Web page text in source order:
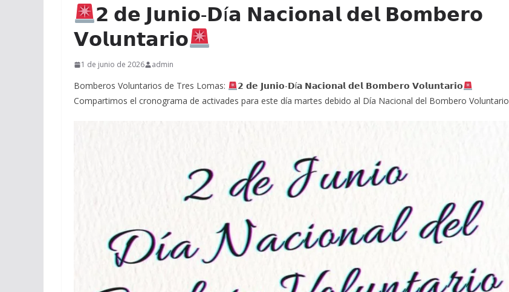
𝟮 𝗱𝗲 𝗝𝘂𝗻𝗶𝗼-𝗗í𝗮 𝗡𝗮𝗰𝗶𝗼𝗻𝗮𝗹 𝗱𝗲𝗹 𝗕𝗼𝗺𝗯𝗲𝗿𝗼
𝗩𝗼𝗹𝘂𝗻𝘁𝗮𝗿𝗶𝗼
1 de junio de 2026 admin
Bomberos Voluntarios de Tres Lomas:
𝟮 𝗱𝗲 𝗝𝘂𝗻𝗶𝗼-𝗗í𝗮 𝗡𝗮𝗰𝗶𝗼𝗻𝗮𝗹 𝗱𝗲𝗹 𝗕𝗼𝗺𝗯𝗲𝗿𝗼 𝗩𝗼𝗹𝘂𝗻𝘁𝗮𝗿𝗶𝗼
Compartimos el cronograma de activades para este día martes debido al Día Nacional del Bombero Voluntario